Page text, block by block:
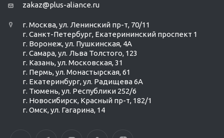
zakaz@plus-aliance.ru
г. Москва, ул. Ленинский пр-т, 70/11
г. Санкт-Петербург, Екатерининский проспект 1
г. Воронеж, ул. Пушкинская, 4А
г. Самара, ул. Льва Толстого, 123
г. Казань, ул. Московская, 31
г. Пермь, ул. Монастырская, 61
г. Екатеринбург, ул. Радищева 6А
г. Тюмень, ул. Республики 252/6
г. Новосибирск, Красный пр-т, 182/1
г. Омск, ул. ​Гагарина, 14